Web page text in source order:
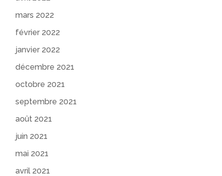
mars 2022
février 2022
janvier 2022
décembre 2021
octobre 2021
septembre 2021
août 2021
juin 2021
mai 2021
avril 2021